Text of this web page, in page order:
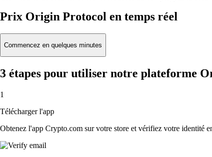
Prix Origin Protocol en temps réel
Commencez en quelques minutes
3 étapes pour utiliser notre plateforme
1
Télécharger l'app
Obtenez l'app Crypto.com sur votre store et vérifiez votre identité